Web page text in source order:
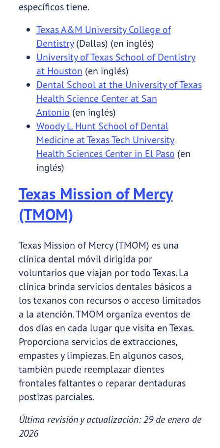
específicos tiene.
Texas A&M University College of
Dentistry(Dallas) (en inglés)
University of Texas School of Dentistry
at Houston (en inglés)
Dental School at the University of Texas
Health Science Center at San
Antonio (en inglés)
Woody L. Hunt School of Dental
Medicine at Texas Tech University
Health Sciences Center in El Paso (en
inglés)
Texas Mission of Mercy
(TMOM)
Texas Mission of Mercy (TMOM) es una
clínica dental móvil dirigida por
voluntarios que viajan por todo Texas. La
clínica brinda servicios dentales básicos a
los texanos con recursos o acceso limitados
a la atención. TMOM organiza eventos de
dos días en cada lugar que visita en Texas.
Proporciona servicios de extracciones,
empastes y limpiezas. En algunos casos,
también puede reemplazar dientes
frontales faltantes o reparar dentaduras
postizas parciales.
Última revisión y actualización: 29 de enero de
2026